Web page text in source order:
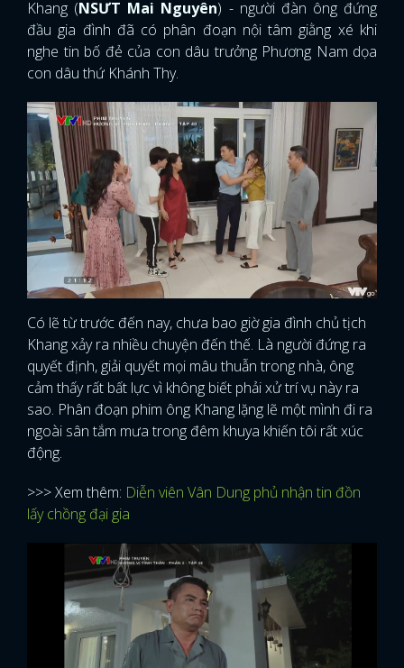
Khang (NSƯT Mai Nguyên) - người đàn ông đứng
đầu gia đình đã có phân đoạn nội tâm giằng xé khi
nghe tin bố đẻ của con dâu trưởng Phương Nam dọa
con dâu thứ Khánh Thy.
Có lẽ từ trước đến nay, chưa bao giờ gia đình chủ tịch
Khang xảy ra nhiều chuyện đến thế. Là người đứng ra
quyết định, giải quyết mọi mâu thuẫn trong nhà, ông
cảm thấy rất bất lực vì không biết phải xử trí vụ này ra
sao. Phân đoạn phim ông Khang lặng lẽ một mình đi ra
ngoài sân tắm mưa trong đêm khuya khiến tôi rất xúc
động.
>>> Xem thêm: Diễn viên Vân Dung phủ nhận tin đồn
lấy chồng đại gia